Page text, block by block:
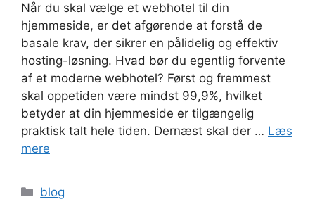
Når du skal vælge et webhotel til din
hjemmeside, er det afgørende at forstå de
basale krav, der sikrer en pålidelig og effektiv
hosting-løsning. Hvad bør du egentlig forvente
af et moderne webhotel? Først og fremmest
skal oppetiden være mindst 99,9%, hvilket
betyder at din hjemmeside er tilgængelig
praktisk talt hele tiden. Dernæst skal der … Læs
mere
Kategorier
blog